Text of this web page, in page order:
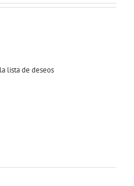
lista de deseos